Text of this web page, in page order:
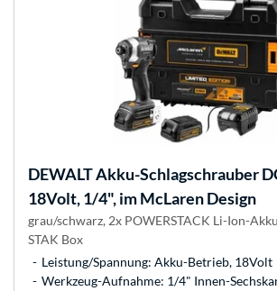
DEWALTAkku-Schlagschrauber
18Volt, 1/4", im McLaren Design
grau/schwarz, 2x POWERSTACK Li-Ion-
STAK Box
Leistung/Spannung: Akku-Betrieb, 18Volt
Werkzeug-Aufnahme: 1/4" Innen-